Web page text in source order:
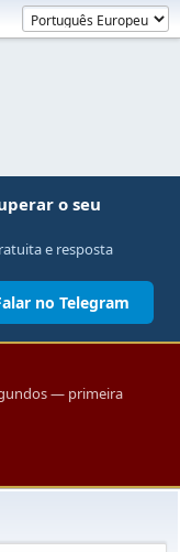
o seu
e resposta
no Telegram
— primeira